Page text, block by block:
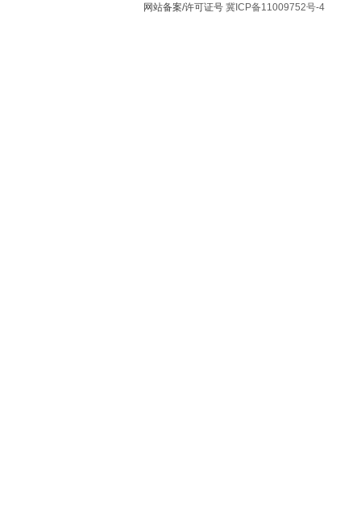
网站备案/许可证号 冀ICP备11009752号-4